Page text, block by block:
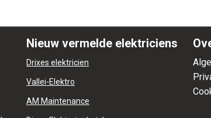
Nieuw vermelde elektriciens
Drixes elektricien
Vallei-Elektro
AM Maintenance